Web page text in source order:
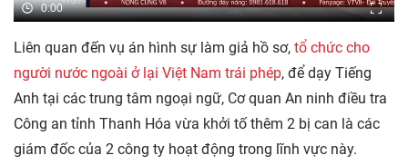
0:00
Liên quan đến vụ án hình sự làm giả hồ sơ, tổ chức cho
người nước ngoài ở lại Việt Nam trái phép, để dạy Tiếng
Anh tại các trung tâm ngoại ngữ, Cơ quan An ninh điều tra
Công an tỉnh Thanh Hóa vừa khởi tố thêm 2 bị can là các
giám đốc của 2 công ty hoạt động trong lĩnh vực này.